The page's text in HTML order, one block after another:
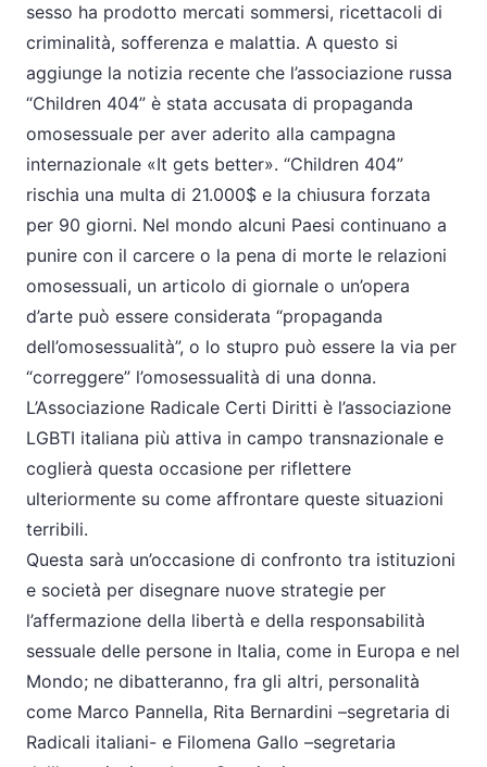
sesso ha prodotto mercati sommersi, ricettacoli di
criminalità, sofferenza e malattia. A questo si
aggiunge la notizia recente che l’associazione russa
“Children 404” è stata accusata di propaganda
omosessuale per aver aderito alla campagna
internazionale «It gets better». “Children 404”
rischia una multa di 21.000$ e la chiusura forzata
per 90 giorni. Nel mondo alcuni Paesi continuano a
punire con il carcere o la pena di morte le relazioni
omosessuali, un articolo di giornale o un’opera
d’arte può essere considerata “propaganda
dell’omosessualità”, o lo stupro può essere la via per
“correggere” l’omosessualità di una donna.
L’Associazione Radicale Certi Diritti è l’associazione
LGBTI italiana più attiva in campo transnazionale e
coglierà questa occasione per riflettere
ulteriormente su come affrontare queste situazioni
terribili.
Questa sarà un’occasione di confronto tra istituzioni
e società per disegnare nuove strategie per
l’affermazione della libertà e della responsabilità
sessuale delle persone in Italia, come in Europa e nel
Mondo; ne dibatteranno, fra gli altri, personalità
come Marco Pannella, Rita Bernardini –segretaria di
Radicali italiani- e Filomena Gallo –segretaria